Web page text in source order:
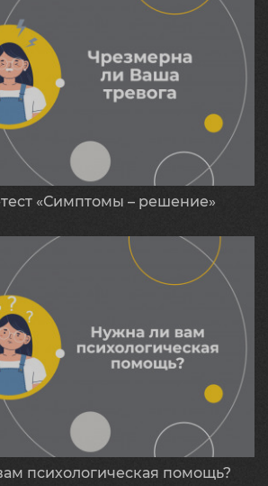
«Симптомы – решение»
психологическая помощь?